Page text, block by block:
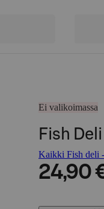
Ei valikoimassa
Fish
Kaikki Fish deli
24,90